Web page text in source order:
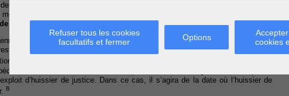
Refuser tous les cookies
facultatifs et fermer
Options
cookies
demander les motifs concrets de son licenciement. Il doit pour cela exprimer
par une
deux mois
, qui commence à courir à la date de fin du contrat de travail.
un temps depréavis, alors le délai sera de six mois après la notification
toutefois dans la limite des deux mois suivant le terme du contrat de
du congé est celui où elle sort ses effets. C’est-à-dire au troisième jour
de la lettre recommandée, qui notifie ledit congé. A moins que la
d’huissier de justice. Dans ce cas, il s’agira de la date où l’huissier de
8